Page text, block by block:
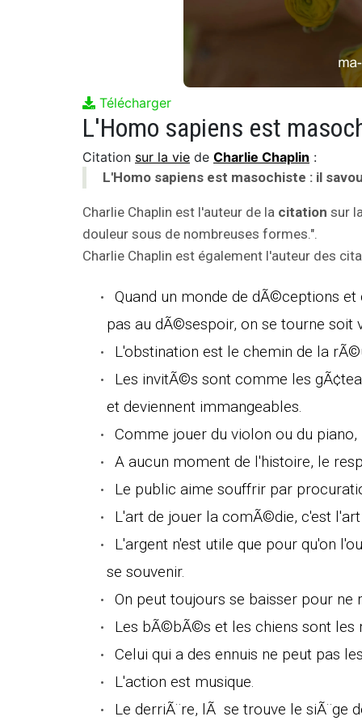
Télécharger
Citation sur la vie de Charlie Chaplin :
L'Homo sapiens est masochiste : il
Charlie Chaplin est l'auteur de la citation sur
douleur sous de nombreuses formes.".
Charlie Chaplin est également l'auteur des
Quand un monde de dÃ©ceptions et
pas au dÃ©sespoir, on se tourne
L'obstination est le chemin de la
Les invitÃ©s sont comme les
et deviennent immangeables.
Comme jouer du violon ou du
A aucun moment de l'histoire, le
Le public aime souffrir par
L'art de jouer la comÃ©die, c'est
L'argent n'est utile que pour qu'on
se souvenir.
On peut toujours se baisser pour ne
Les bÃ©bÃ©s et les chiens sont
Celui qui a des ennuis ne peut pas
L'action est musique.
Le derriÃ¨re, lÃ se trouve le siÃ¨ge